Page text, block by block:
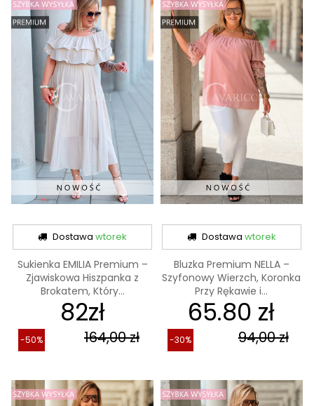
Dostawawtorek
Sukienka EMILIA Premium –
Zjawiskowa Hiszpanka z
Brokatem, Który...
82zł
164,00 zł
-50%
Dostawa wtorek
Bluzka Premium NELLA –
Szyfonowy Wierzch, Koronka
Przy Rękawie i...
65.80 zł
94,00 zł
-30%